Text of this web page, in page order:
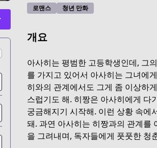
583e-423e-9cd7-abcd6f761f53
B0CZLMJWC3
로맨스 청년 만화
개요
아사히는 평범한 고등학생인데, 그
를 가지고 있어서 아사히는 그녀에
히와의 관계에서도 그게 좀 이상하
스럽기도 해. 히짱은 아사히에게 다
궁금해지기 시작해. 이런 상황 속에
돼. 과연 아사히는 히짱과의 관계를
을 그려내며, 독자들에게 풋풋한 청